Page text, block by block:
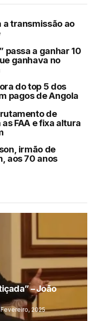
a transmissão ao
passa a ganhar 10
ganhava no
do top 5 dos
pagos de Angola
de
FAA e fixa altura
irmão de
aos 70 anos
– João
2025